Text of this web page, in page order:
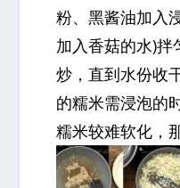
粉、黑酱油加入
加入香菇的水)
炒，直到水份收
的糯米需浸泡的
糯米较难软化，